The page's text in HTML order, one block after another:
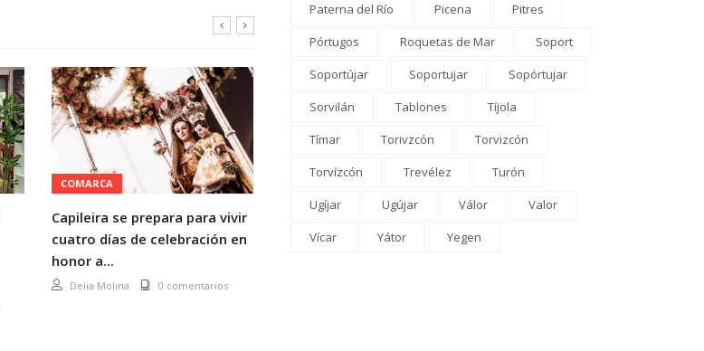
COMARCA
Capileira se prepara para vivir
cuatro días de celebración en
honor a...
Delia Molina 0 comentarios
La Junta refuerza el
dispositivo EMA-INFOCA en
Paterna del Río
Picena
Pitres
Pórtugos
Roquetas de Mar
Soport
Soportújar
Soportujar
Sopórtujar
Sorvilán
Tablones
Tíjola
Tímar
Torivzcón
Torvizcón
Torvízcón
Trevélez
Turón
Ugíjar
Ugújar Válor
Valor
Vícar
Yátor Yegen